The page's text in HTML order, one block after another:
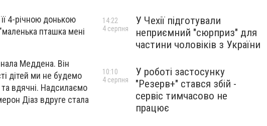
4-річною донькою
пташка мені
Меддена. Він
дітей ми не будемо
та вдячні. Надсилаємо
Діаз вдруге стала
У Чехії підготували
неприємний "сюрприз" для
частини чоловіків з України
14:22
4 серпня
У роботі застосунку
"Резерв+" стався збій -
сервіс тимчасово не
працює
10:10
4 серпня